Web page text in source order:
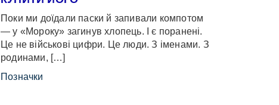
Поки ми доїдали паски й запивали компотом
— у «Мороку» загинув хлопець. І є поранені.
Це не військові цифри. Це люди. З іменами. З
родинами, […]
Позначки